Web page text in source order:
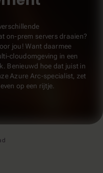
on-prem servers draaien?
jou! Want daarmee
cloudomgeving in een
Benieuwd hoe dat juist in
Azure Arc-specialist, zet
op een rijtje.